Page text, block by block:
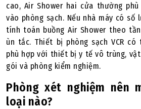
cao, Air Shower hai cửa thường
vào phòng sạch. Nếu nhà máy có số
tính toán buồng Air Shower theo
ùn tắc. Thiết bị phòng sạch VCR
phù hợp với thiết bị y tế vô trùng,
gói và phòng kiểm nghiệm.
Phòng xét nghiệm nên
loại nào?